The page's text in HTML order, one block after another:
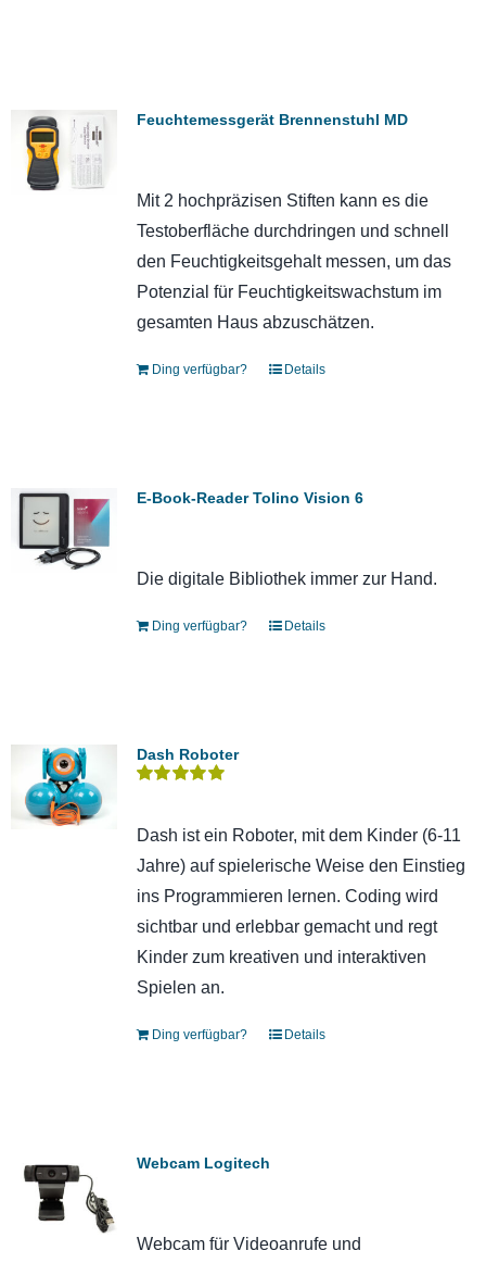
Feuchtemessgerät Brennenstuhl MD
Mit 2 hochpräzisen Stiften kann es die
Testoberfläche durchdringen und schnell
den Feuchtigkeitsgehalt messen, um das
Potenzial für Feuchtigkeitswachstum im
gesamten Haus abzuschätzen.
Ding verfügbar? Details
E-Book-Reader Tolino Vision 6
Die digitale Bibliothek immer zur Hand.
Ding verfügbar? Details
Dash Roboter
Dash ist ein Roboter, mit dem Kinder (6-11
Jahre) auf spielerische Weise den Einstieg
ins Programmieren lernen. Coding wird
sichtbar und erlebbar gemacht und regt
Kinder zum kreativen und interaktiven
Spielen an.
Ding verfügbar? Details
Webcam Logitech
Webcam für Videoanrufe und